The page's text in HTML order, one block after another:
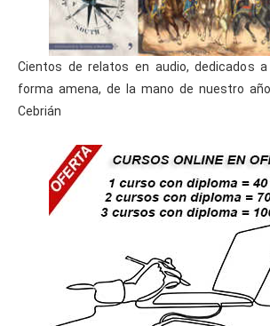
Cientos de relatos en audio, dedicados
forma amena, de la mano de nuestro
Cebrián